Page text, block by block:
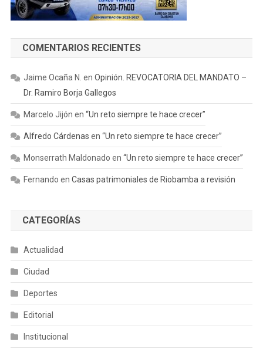
COMENTARIOS RECIENTES
Jaime Ocaña N. en Opinión. REVOCATORIA DEL MANDATO –
Dr. Ramiro Borja Gallegos
Marcelo Jijón en “Un reto siempre te hace crecer”
Alfredo Cárdenas en “Un reto siempre te hace crecer”
Monserrath Maldonado en “Un reto siempre te hace crecer”
Fernando en Casas patrimoniales de Riobamba a revisión
CATEGORÍAS
Actualidad
Ciudad
Deportes
Editorial
Institucional